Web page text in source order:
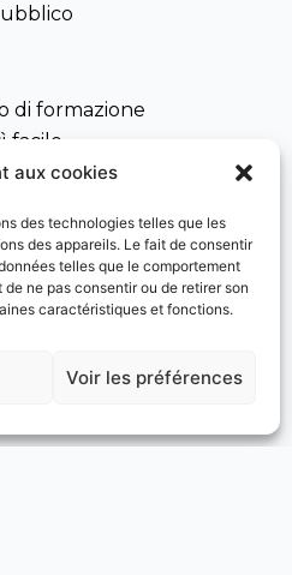
aux cookies
des technologies telles que les
des appareils. Le fait de consentir
telles que le comportement
ne pas consentir ou de retirer son
caractéristiques et fonctions.
Voir les préférences
di formazione
facile
senza
Pasta
simbolo
Società
intervento, ha